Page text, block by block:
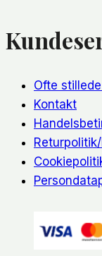
Ofte
Kontakt